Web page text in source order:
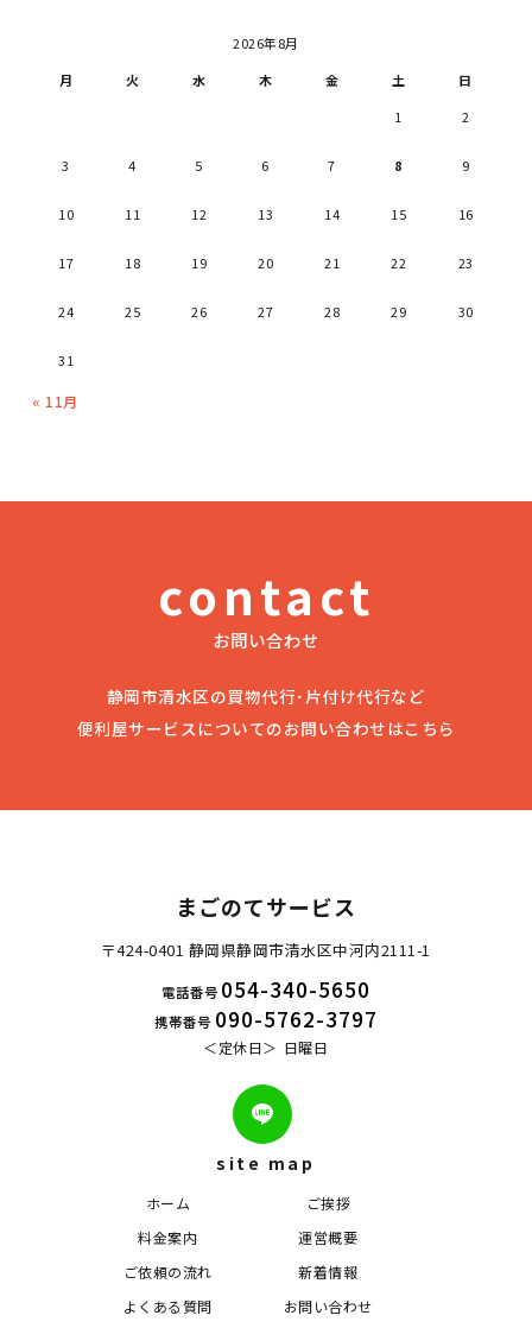
2026年8月
月
火 水 木 金 土
日
1
2
3 4 5 6 7 8 9
10 11 12 13 14 15 16
17 18 19 20 21 22 23
24 25 26 27 28 29 30
31
« 11月
contact
お問い合わせ
静岡市清水区の買物代行･片付け代行など
便利屋サービスについてのお問い合わせはこちら
まごのてサービス
〒424-0401 静岡県静岡市清水区中河内2111-1
電話番号 054-340-5650
携帯番号 090-5762-3797
定休日 日曜日
site map
ホーム
料金案内
ご依頼の流れ
よくある質問
ご挨拶
運営概要
新着情報
お問い合わせ